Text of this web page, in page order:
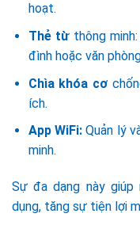
hoạt.
Thẻ từthông
đình hoặc văn
Chìa khóa cơ
ích.
App WiFi: Quản lý
minh.
Sự đa dạng này giúp
dụng, tăng sự tiện lợi